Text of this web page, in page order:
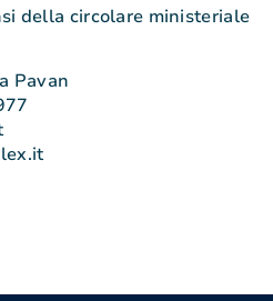
della circolare ministeriale
Pavan